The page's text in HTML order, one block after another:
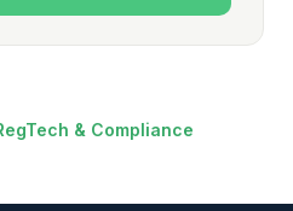
& Compliance